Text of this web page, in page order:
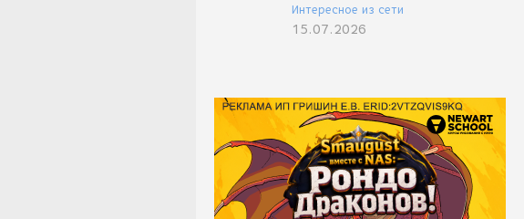
Интересное из сети
15.07.2026